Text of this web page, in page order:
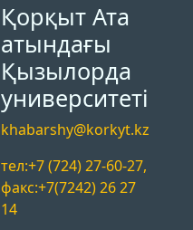
Қорқыт Ата
атындағы
Қызылорда
университеті
khabarshy@korkyt.kz
тел:+7 (724) 27-60-27,
факс:+7(7242) 26 27
14